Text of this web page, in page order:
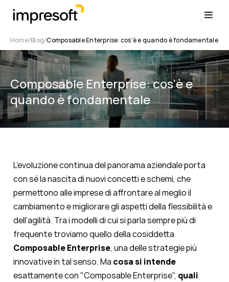
Home Blog Composable Enterprise: cos'è e quando è fondamentale
Composable Enterprise: cos'è e
quando è fondamentale
L’evoluzione continua del panorama aziendale porta
con sé la nascita di nuovi concetti e schemi, che
permettono alle imprese di affrontare al meglio il
cambiamento e migliorare gli aspetti della flessibilità e
dell’agilità. Tra i modelli di cui si parla sempre più di
frequente troviamo quello della cosiddetta
Composable Enterprise, una delle strategie più
innovative in tal senso. Ma cosa si intende
esattamente con "Composable Enterprise", quali